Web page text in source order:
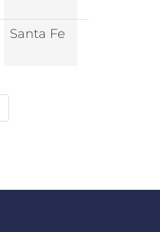
Santa Fe